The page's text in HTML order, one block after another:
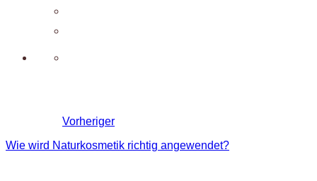
Vorheriger
Wie wird Naturkosmetik richtig angewendet?